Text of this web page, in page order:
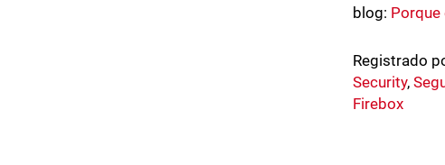
blog: Porque
Registrado
Security,
Firebox